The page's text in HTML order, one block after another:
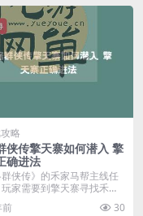
略
侠传擎天寨如何潜入 擎
确进法
群侠传》的禾家马帮主线任
家需要到擎天寨寻找禾郁
采用硬闯和潜...
前 30